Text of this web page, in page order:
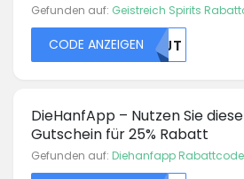
Gefunden auf: Geistreich Spirits
CODE ANZEIGEN NTJT
DieHanfApp – Nutzen Sie
Gutschein für 25% Rabatt
Gefunden auf: Diehanfapp Rabattcode